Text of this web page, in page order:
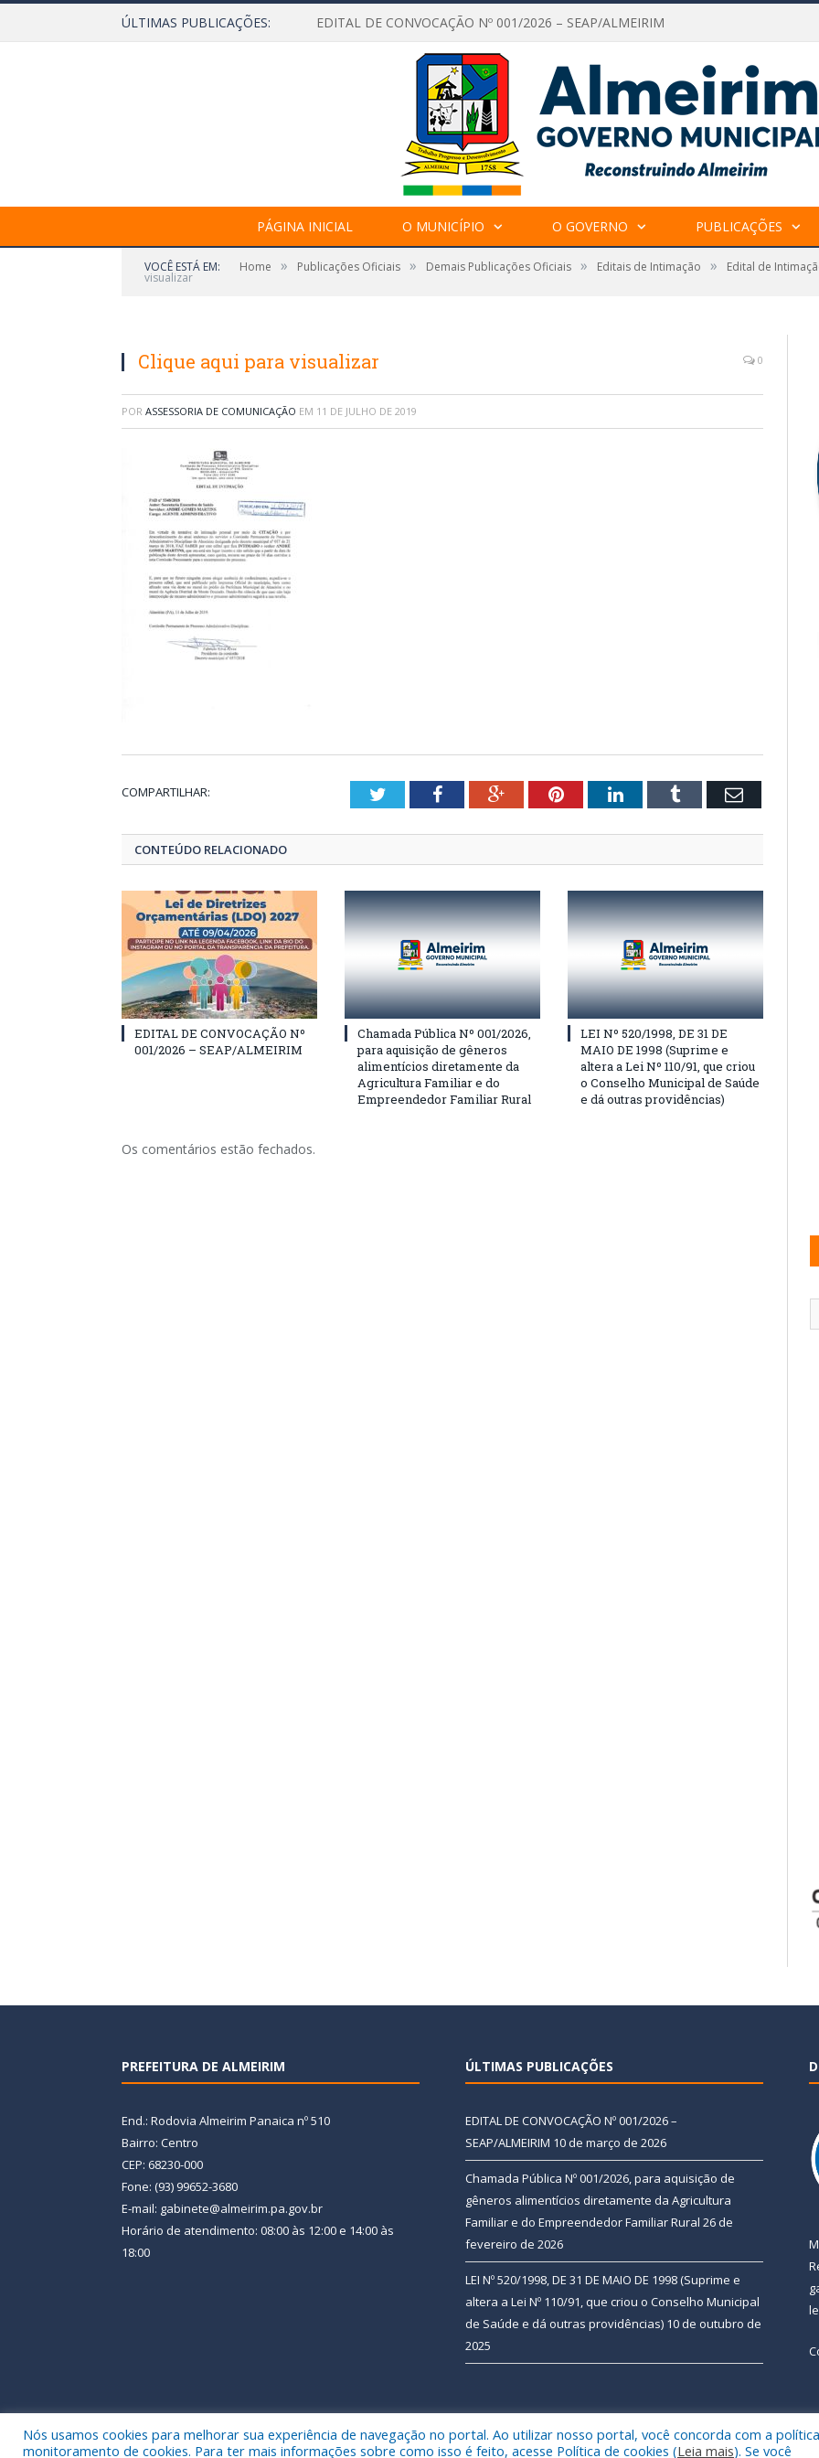
ÚLTIMAS PUBLICAÇÕES: EDITAL DE CONVOCAÇÃO Nº 001/2026 – SEAP/ALMEIRIM
PÁGINA INICIAL O MUNICÍPIO O GOVERNO PUBLICAÇÕES
VOCÊ ESTÁ EM: Home » Publicações Oficiais » Demais Publicações Oficiais » Editais de Intimação » Edital de
visualizar
Clique aqui para visualizar 0
POR ASSESSORIA DE COMUNICAÇÃO EM 11 DE JULHO DE 2019
COMPARTILHAR: TwitterFacebookGoogle+PinterestLinkedInTumblr Email
CONTEÚDO RELACIONADO
EDITAL DE CONVOCAÇÃO Nº
001/2026 – SEAP/ALMEIRIM
Chamada Pública Nº 001/2026,
para aquisição de gêneros
alimentícios diretamente da
Agricultura Familiar e do
Empreendedor Familiar Rural
LEI Nº 520/1998, DE 31 DE
MAIO DE 1998 (Suprime e
altera a Lei Nº 110/91, que criou
o Conselho Municipal de Saúde
e dá outras providências)
Os comentários estão fechados.
PREFEITURA DE ALMEIRIM
End.: Rodovia Almeirim Panaica nº 510
Bairro: Centro
CEP: 68230-000
Fone: (93) 99652-3680
E-mail: gabinete@almeirim.pa.gov.br
Horário de atendimento: 08:00 às 12:00 e 14:00 às
18:00
ÚLTIMAS PUBLICAÇÕES
EDITAL DE CONVOCAÇÃO Nº 001/2026 –
SEAP/ALMEIRIM 10 de março de 2026
Chamada Pública Nº 001/2026, para aquisição de
gêneros alimentícios diretamente da Agricultura
Familiar e do Empreendedor Familiar Rural 26 de
fevereiro de 2026
LEI Nº 520/1998, DE 31 DE MAIO DE 1998 (Suprime e
altera a Lei Nº 110/91, que criou o Conselho Municipal
de Saúde e dá outras providências) 10 de outubro de
2025
Todos os direitos reservados a Prefeitura Municipal de Almeirim. Mapa do Site
Nós usamos cookies para melhorar sua experiência de navegação no portal. Ao utilizar nosso portal, você concorda com a
monitoramento de cookies. Para ter mais informações sobre como isso é feito, acesse Política de cookies (Leia mais). Se você